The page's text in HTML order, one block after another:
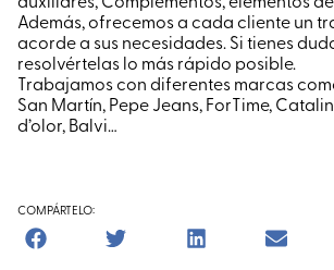
Además, ofrecemos a cada cliente un
acorde a sus necesidades. Si tienes
resolvértelas lo más rápido posible.
Trabajamos con diferentes marcas
San Martín, Pepe Jeans, ForTime,
d’olor, Balvi…
COMPÁRTELO: